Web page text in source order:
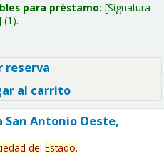
para préstamo: Signatura
(1).
reserva
al carrito
Antonio Oeste,
del Estado.